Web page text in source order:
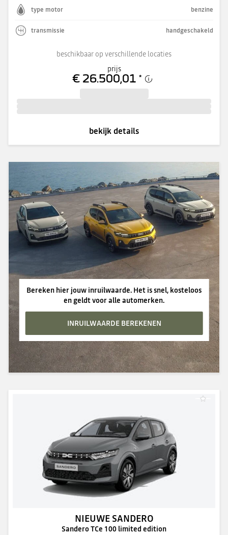
type motor benzine
transmissie handgeschakeld
beschikbaar op verschillende locaties
prijs
€ 26.500,01 *
bekijk details
Bereken hier jouw inruilwaarde. Het is snel, kosteloos
en geldt voor alle automerken.
INRUILWAARDE BEREKENEN
NIEUWE SANDERO
Sandero TCe 100 limited edition